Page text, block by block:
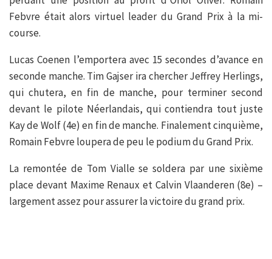
Febvre était alors virtuel leader du Grand Prix à la mi-
course.
Lucas Coenen l’emportera avec 15 secondes d’avance en
seconde manche. Tim Gajser ira chercher Jeffrey Herlings,
qui chutera, en fin de manche, pour terminer second
devant le pilote Néerlandais, qui contiendra tout juste
Kay de Wolf (4e) en fin de manche. Finalement cinquième,
Romain Febvre loupera de peu le podium du Grand Prix.
La remontée de Tom Vialle se soldera par une sixième
place devant Maxime Renaux et Calvin Vlaanderen (8e) –
largement assez pour assurer la victoire du grand prix.